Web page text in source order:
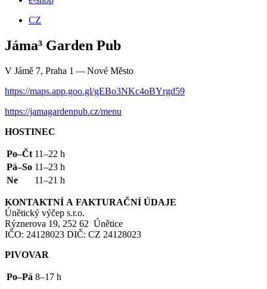
CZ
Jáma³ Garden Pub
V Jámě 7, Praha 1 — Nové Město
https://maps.app.goo.gl/gEBo3NKc4oBYrgd59
https://jamagardenpub.cz/menu
HOSTINEC
Po–Čt 11–22 h
Pá–So 11–23 h
Ne
11–21 h
KONTAKTNÍ A FAKTURAČNÍ ÚDAJE
Únětický výčep s.r.o.
Rýznerova 19, 252 62 Únětice
IČO: 24128023 DIČ: CZ 24128023
PIVOVAR
Po–Pá 8–17 h